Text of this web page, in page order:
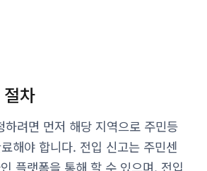
차
하려면 먼저 해당 지역으로 주민등
해야 합니다. 전입 신고는 주민센
플랫폼을 통해 할 수 있으며, 전입